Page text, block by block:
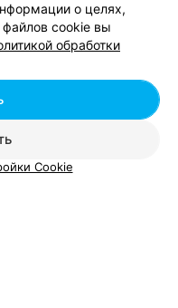
о целях,
файлов cookie вы
обработки
Cookie